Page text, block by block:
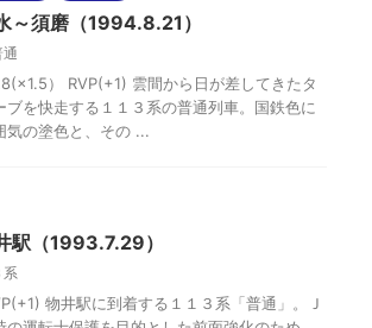
～須磨（1994.8.21）
通
） RVP(+1) 雲間から日が差してきたタ
を快走する１１３系の普通列車。国鉄色に
気の塗色と、その ...
駅（1993.7.29）
系
物井駅に到着する１１３系「普通」。Ｊ